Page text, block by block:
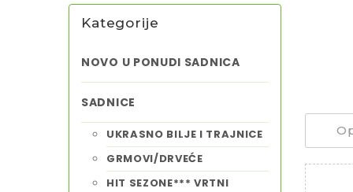
Kategorije
NOVO U PONUDI SADNICA
SADNICE
UKRASNO BILJE I TRAJNICE
GRMOVI/DRVEĆE
HIT SEZONE*** VRTNI